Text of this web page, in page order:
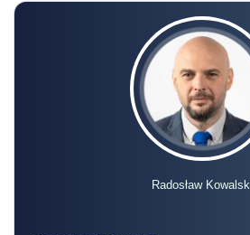
Radosław